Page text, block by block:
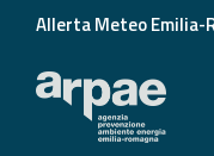
Allerta Meteo Emilia-